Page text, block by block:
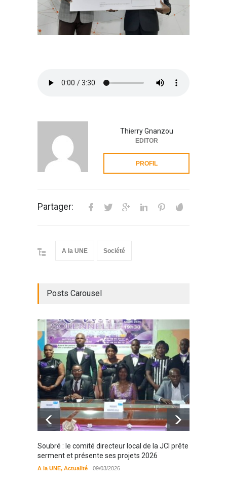
Thierry Gnanzou
EDITOR
PROFIL
Partager:
A la UNE Société
Posts Carousel
Soubré : le comité directeur local de la JCI prête
serment et présente ses projets 2026
A la UNE, Actualité 09/03/2026